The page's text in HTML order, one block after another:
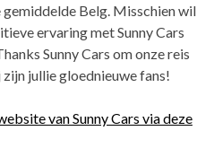
gemiddelde Belg. Misschien wil
ervaring met Sunny Cars
Sunny Cars om onze reis
jullie gloednieuwe fans!
van Sunny Cars via deze